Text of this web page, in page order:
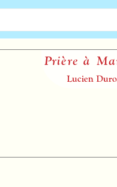
Prière à Marie
Lucien Durosoir